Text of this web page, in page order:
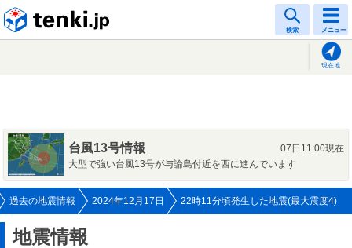
検索 メニュー
現在地
台風13号情報
07日11:00現在
大型で強い台風13号が与論島付近を西に進んでいます
過去の地震情報 2024年12月17日 22時11分頃発生した地震(最大震度4)
地震情報